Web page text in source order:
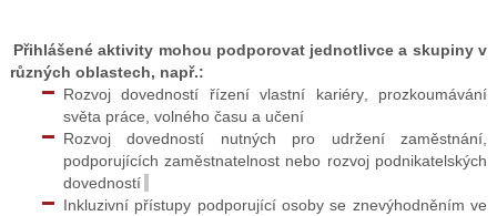
Přihlášené aktivity mohou podporovat jednotlivce a skupiny v
různých oblastech, např.:
Rozvoj dovedností řízení vlastní kariéry, prozkoumávání
světa práce, volného času a učení
Rozvoj dovedností nutných pro udržení zaměstnání,
podporujících zaměstnatelnost nebo rozvoj podnikatelských
dovedností
Inkluzivní přístupy podporující osoby se znevýhodněním ve